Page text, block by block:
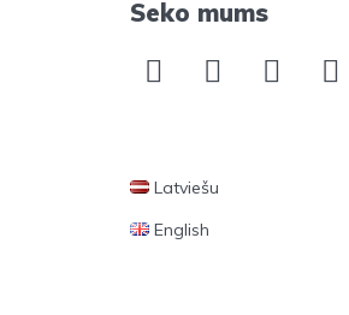
Seko mums
Latviešu
English